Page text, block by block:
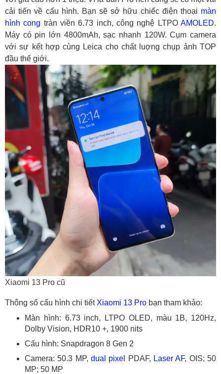
cải tiến về cấu hình. Bạn sẽ sở hữu chiếc điện thoại màn
hình cong tràn viền 6.73 inch, công nghệ LTPOAMOLED.
Máy có pin lớn 4800mAh, sạc nhanh 120W. Cụm camera
với sự kết hợp cùng Leica cho chất luợng chụp ảnh TOP
đầu thế giới.
Xiaomi 13 Pro cũ
Thông số cấu hình chi tiết Xiaomi 13 Pro bạn tham khảo:
Màn hình: 6.73 inch, LTPO OLED, màu 1B, 120Hz,
Dolby Vision, HDR10 +, 1900 nits
Cấu hình: Snapdragon 8 Gen 2
Camera: 50.3 MP, dual pixel PDAF, Laser AF, OIS; 50
MP; 50 MP